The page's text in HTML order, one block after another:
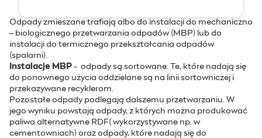
Odpady zmieszane trafiają albo do instalacji do mechaniczno
– biologicznego przetwarzania odpadów (MBP) lub do
instalacji do termicznego przekształcania odpadów
(spalarni).
Instalacje MBP - odpady są sortowane. Te, które nadają się
do ponownego użycia oddzielane są na linii sortowniczej i
przekazywane recyklerom.
Pozostałe odpady podlegają dalszemu przetwarzaniu. W
jego wyniku powstają odpady, z których można produkować
paliwa alternatywne RDF( wykorzystywane np. w
cementowniach) oraz odpady, które nadają się do